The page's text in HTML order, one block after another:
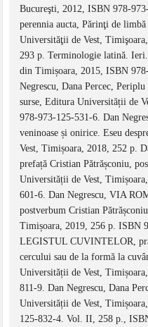
Bucureşti, 2012, ISBN 978-
perennia aucta, Părinţi de
Universităţii de Vest,
293 p. Terminologie latină.
din Timișoara, 2015, ISBN
Negrescu, Dana Percec,
surse, Editura Universității de
978-973-125-531-6. Dan
veninoase și onirice. Eseu
Vest, Timișoara, 2018, 252 p.
prefață Cristian Pătrășconiu,
Universității de Vest,
601-6. Dan Negrescu, VIA
postverbum Cristian
Timișoara, 2019, 256 p. ISBN
LEGISTUL CUVINTELOR,
cercului sau de la formă la
Universității de Vest,
811-9. Dan Negrescu, Dana
Universității de Vest,
125-832-4. Vol. II, 258 p.,